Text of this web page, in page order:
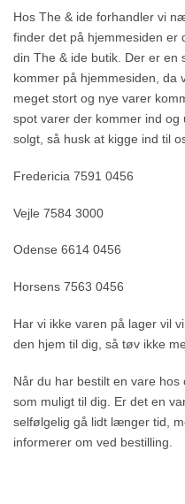
Hos The & ide forhandler vi
finder det på hjemmesiden er
din The & ide butik. Der er en
kommer på hjemmesiden, da
meget stort og nye varer
spot varer der kommer ind
solgt, så husk at kigge ind til
Fredericia 7591 0456
Vejle 7584 3000
Odense 6614 0456
Horsens 7563 0456
Har vi ikke varen på lager vil
den hjem til dig, så tøv ikke
Når du har bestilt en vare
som muligt til dig. Er det en
selfølgelig gå lidt længer tid,
informerer om ved bestilling.